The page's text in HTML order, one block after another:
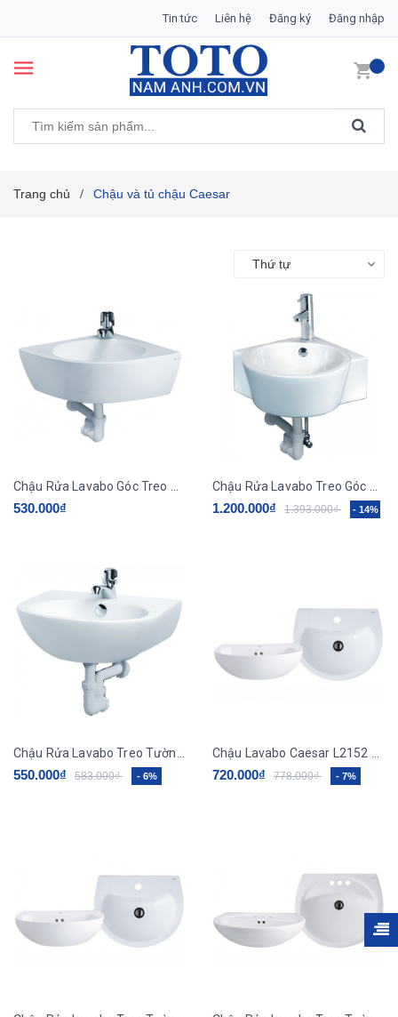
Tin tức Liên hệ Đăng ký Đăng nhập
Trang chủ / Chậu và tủ chậu Caesar
Thứ tự
530.000₫ 1.200.000₫ 1.393.000₫ - 14%
550.000₫ 583.000₫ - 6% 720.000₫ 778.000₫ - 7%